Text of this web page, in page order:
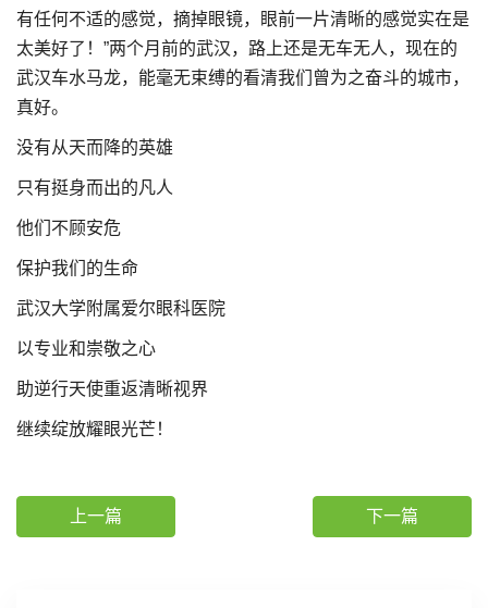
有任何不适的感觉，摘掉眼镜，眼前一片清晰的感觉实在是
太美好了！”两个月前的武汉，路上还是无车无人，现在的
武汉车水马龙，能毫无束缚的看清我们曾为之奋斗的城市，
真好。
没有从天而降的英雄
只有挺身而出的凡人
他们不顾安危
保护我们的生命
武汉大学附属爱尔眼科医院
以专业和崇敬之心
助逆行天使重返清晰视界
继续绽放耀眼光芒！
上一篇 下一篇